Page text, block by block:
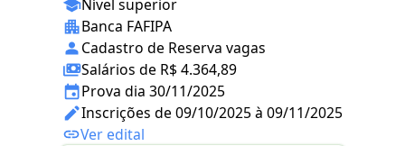
Nível superior
Banca FAFIPA
Cadastro de Reserva vagas
Salários de R$ 4.364,89
Prova dia 30/11/2025
Inscrições de 09/10/2025 à 09/11/2025
Ver edital